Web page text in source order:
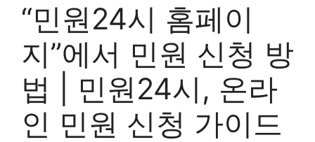
“민원24시 홈페이
지”에서 민원 신청 방
법 | 민원24시, 온라
인 민원 신청 가이드